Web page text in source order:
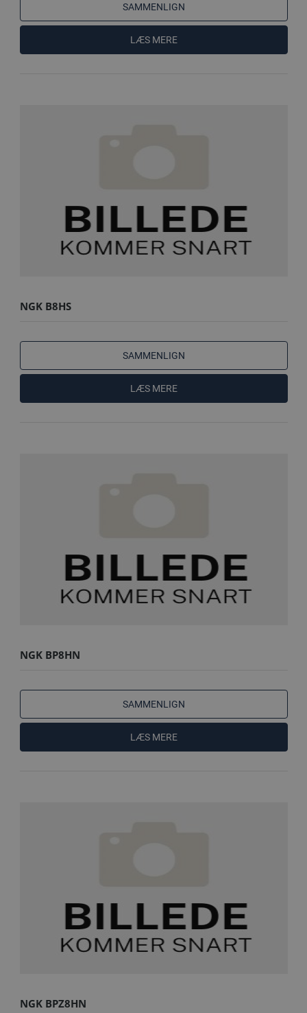
SAMMENLIGN
LÆS MERE
NGK B8HS
SAMMENLIGN
LÆS MERE
NGK BP8HN
SAMMENLIGN
LÆS MERE
NGK BPZ8HN